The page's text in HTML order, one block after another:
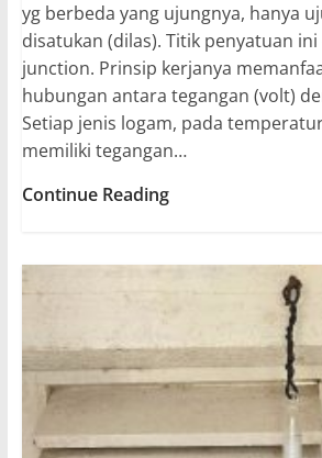
yg berbeda yang ujungnya, hanya
disatukan (dilas). Titik penyatuan
junction. Prinsip kerjanya
hubungan antara tegangan (volt)
Setiap jenis logam, pada
memiliki tegangan…
Continue ReadingThermometer